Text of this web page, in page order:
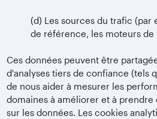
(d) Les sources du trafic (par
de référence, les moteurs
Ces données peuvent être
d'analyses tiers de confiance (tels
de nous aider à mesurer les
domaines à améliorer et à prendre
sur les données. Les cookies